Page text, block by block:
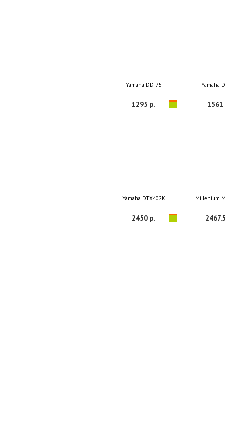
Yamaha DD-75
1295 р.
Yamaha
1561
Yamaha DTX402K
2450 р.
Millenium